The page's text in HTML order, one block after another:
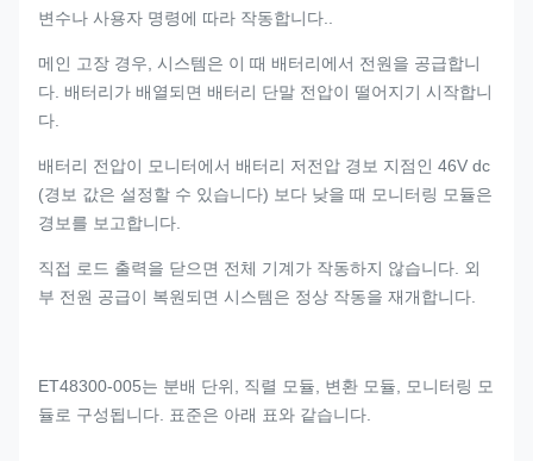
변수나 사용자 명령에 따라 작동합니다..
메인 고장 경우, 시스템은 이 때 배터리에서 전원을 공급합니
다. 배터리가 배열되면 배터리 단말 전압이 떨어지기 시작합니
다.
배터리 전압이 모니터에서 배터리 저전압 경보 지점인 46V dc
(경보 값은 설정할 수 있습니다) 보다 낮을 때 모니터링 모듈은
경보를 보고합니다.
직접 로드 출력을 닫으면 전체 기계가 작동하지 않습니다. 외
부 전원 공급이 복원되면 시스템은 정상 작동을 재개합니다.
ET48300-005는 분배 단위, 직렬 모듈, 변환 모듈, 모니터링 모
듈로 구성됩니다. 표준은 아래 표와 같습니다.